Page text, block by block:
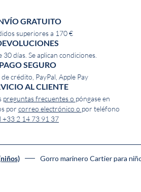
GRATUITO
superiores a 170 €
30 días. Se aplican condiciones.
PAGO SEGURO
crédito, PayPal, Apple Pay
AL CLIENTE
preguntas frecuentes o póngase en
por correo electrónico o por teléfono
+33 2 14 73 91 37
Gorro marinero Cartier para